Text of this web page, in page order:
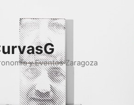
y Eventos Zaragoza